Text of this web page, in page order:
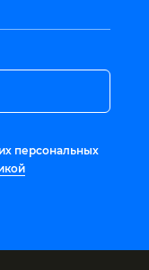
персональных